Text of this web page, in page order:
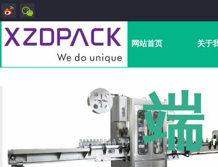
网站首页 关于
端